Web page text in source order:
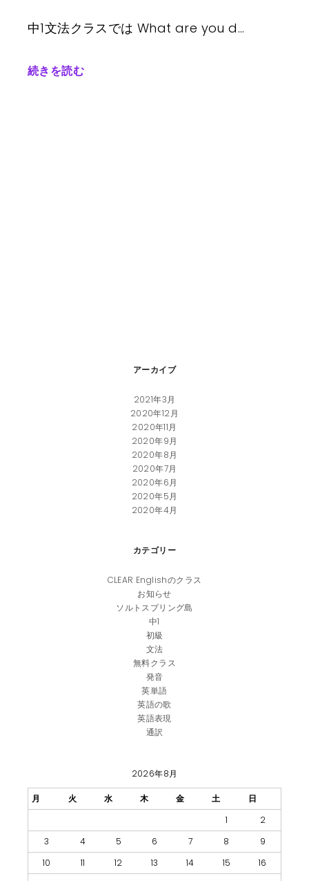
中1文法クラスでは What are you d…
続きを読む
アーカイブ
2021年3月
2020年12月
2020年11月
2020年9月
2020年8月
2020年7月
2020年6月
2020年5月
2020年4月
カテゴリー
CLEAR Englishのクラス
お知らせ
ソルトスプリング島
中1
初級
文法
無料クラス
発音
英単語
英語の歌
英語表現
通訳
2026年8月
月 火 水 木 金 土
日
1
2
3
4 5 6 7 8
9
10
11 12 13 14 15
16